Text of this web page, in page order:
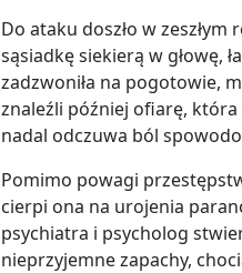
Do ataku doszło w zeszłym
sąsiadkę siekierą w głowę,
zadzwoniła na pogotowie,
znaleźli później ofiarę,
nadal odczuwa ból
Pomimo powagi
cierpi ona na urojenia
psychiatra i psycholog
nieprzyjemne zapachy,